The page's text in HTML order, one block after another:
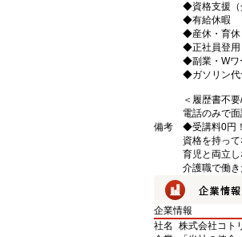
◆資格支援（
◆有給休暇
◆産休・育休
◆正社員登用
◆副業・Wワ
◆ガソリン代
＜履歴書不
電話のみで
備考
◆受講料0円
資格を持っ
育児と両立し
介護職で働
企業情報
社名
株式会社コト